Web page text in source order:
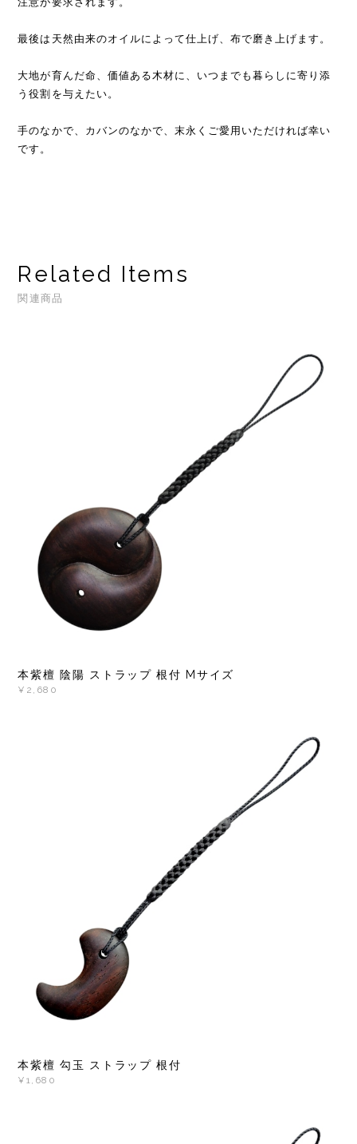
最後は天然由来のオイルによって仕上げ、布で磨き上げます。
大地が育んだ命、価値ある木材に、いつまでも暮らしに寄り添
う役割を与えたい。
手のなかで、カバンのなかで、末永くご愛用いただければ幸い
です。
Related Items
関連商品
本紫檀 陰陽 ストラップ 根付 Mサイズ
¥2,680
本紫檀 勾玉 ストラップ 根付
¥1,680